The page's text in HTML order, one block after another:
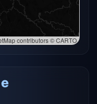
contributors © CARTO